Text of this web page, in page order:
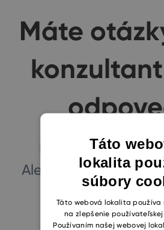
Máte
Neváhajte a
Alebo sa príďte
z našich
Všetko si spolu
Táto
lokalita
súbory
Táto webová lokalita používa
na zlepšenie
Používaním našej webovej